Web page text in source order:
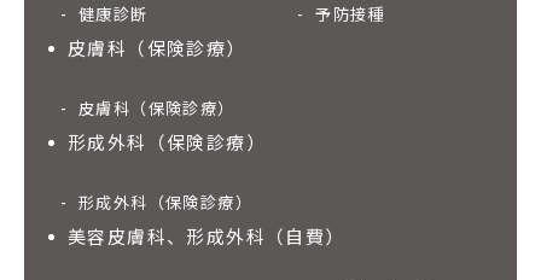
健康診断 予防接種
皮膚科（保険診療）
皮膚科（保険診療）
形成外科（保険診療）
形成外科（保険診療）
美容皮膚科、形成外科（自費）